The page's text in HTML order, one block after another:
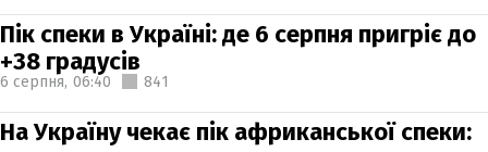
Пік спеки в Україні: де 6 серпня пригріє до
+38 градусів
6 серпня, 06:40 841
На Україну чекає пік африканської спеки: